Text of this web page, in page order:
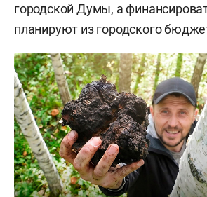
городской Думы, а
планируют из городского